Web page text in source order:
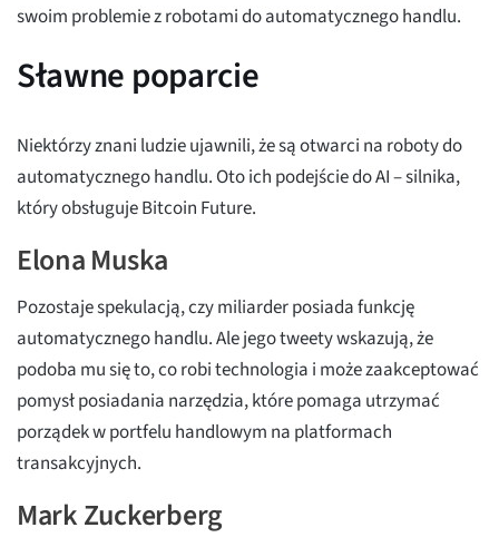
swoim problemie z robotami do automatycznego handlu.
Sławne poparcie
Niektórzy znani ludzie ujawnili, że są otwarci na roboty do
automatycznego handlu. Oto ich podejście do AI – silnika,
który obsługuje Bitcoin Future.
Elona Muska
Pozostaje spekulacją, czy miliarder posiada funkcję
automatycznego handlu. Ale jego tweety wskazują, że
podoba mu się to, co robi technologia i może zaakceptować
pomysł posiadania narzędzia, które pomaga utrzymać
porządek w portfelu handlowym na platformach
transakcyjnych.
Mark Zuckerberg